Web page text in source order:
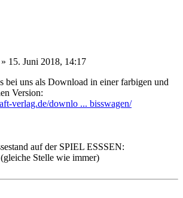
» 15. Juni 2018, 14:17
bei uns als Download in einer farbigen und
Version:
verlag.de/downlo ... bisswagen/
auf der SPIEL ESSSEN:
Stelle wie immer)